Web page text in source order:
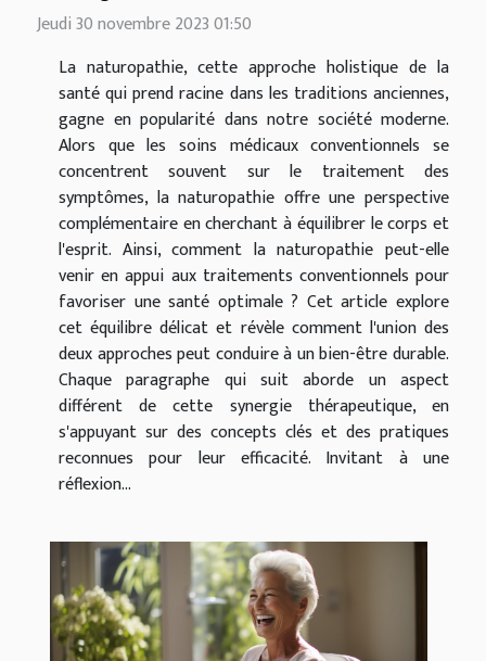
Jeudi 30 novembre 2023 01:50
La naturopathie, cette approche holistique de la
santé qui prend racine dans les traditions anciennes,
gagne en popularité dans notre société moderne.
Alors que les soins médicaux conventionnels se
concentrent souvent sur le traitement des
symptômes, la naturopathie offre une perspective
complémentaire en cherchant à équilibrer le corps et
l'esprit. Ainsi, comment la naturopathie peut-elle
venir en appui aux traitements conventionnels pour
favoriser une santé optimale ? Cet article explore
cet équilibre délicat et révèle comment l'union des
deux approches peut conduire à un bien-être durable.
Chaque paragraphe qui suit aborde un aspect
différent de cette synergie thérapeutique, en
s'appuyant sur des concepts clés et des pratiques
reconnues pour leur efficacité. Invitant à une
réflexion...